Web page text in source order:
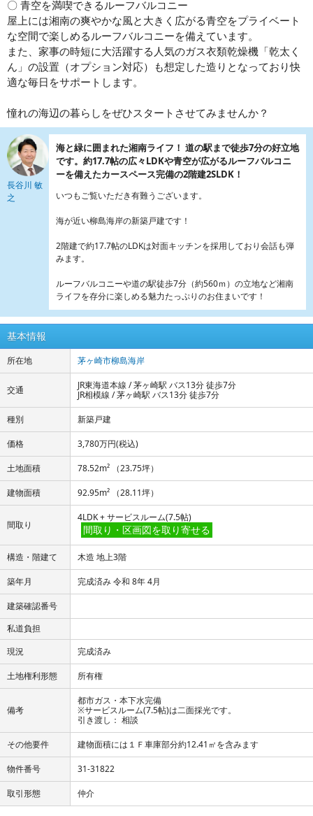
〇 青空を満喫できるルーフバルコニー
屋上には湘南の爽やかな風と大きく広がる青空をプライベート
な空間で楽しめるルーフバルコニーを備えています。
また、家事の時短に大活躍する人気のガス衣類乾燥機「乾太く
ん」の設置（オプション対応）も想定した造りとなっており快
適な毎日をサポートします。
憧れの海辺の暮らしをぜひスタートさせてみませんか？
長谷川 敏
之
海と緑に囲まれた湘南ライフ！ 道の駅まで徒歩7分の好立地
です。約17.7帖の広々LDKや青空が広がるルーフバルコニ
ーを備えたカースペース完備の2階建2SLDK！
いつもご覧いただき有難うございます。
海が近い柳島海岸の新築戸建です！
2階建で約17.7帖のLDKは対面キッチンを採用しており会話も弾
みます。
ルーフバルコニーや道の駅徒歩7分（約560ｍ）の立地など湘南
ライフを存分に楽しめる魅力たっぷりのお住まいです！
基本情報
所在地 茅ヶ崎市柳島海岸
交通
JR東海道本線 / 茅ヶ崎駅 バス13分 徒歩7分
JR相模線 / 茅ヶ崎駅 バス13分 徒歩7分
種別 新築戸建
価格 3,780万円(税込)
土地面積 78.52m² （23.75坪）
建物面積 92.95m² （28.11坪）
間取り
4LDK + サービスルーム(7.5帖)
間取り・区画図を取り寄せる
構造・階建て 木造 地上3階
築年月 完成済み 令和 8年 4月
建築確認番号
私道負担
現況
完成済み
土地権利形態 所有権
備考
都市ガス・本下水完備
※サービスルーム(7.5帖)は二面採光です。
引き渡し： 相談
その他要件 建物面積には１Ｆ車庫部分約12.41㎡を含みます
物件番号 31-31822
取引形態 仲介